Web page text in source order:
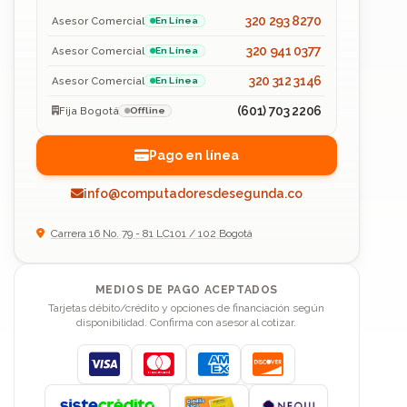
Asesor Comercial En Línea 320 293 8270
Asesor Comercial En Línea 320 941 0377
Asesor Comercial En Línea 320 312 3146
Fija Bogotá Offline (601) 703 2206
Pago en línea
info@computadoresdesegunda.co
Carrera 16 No. 79 - 81 LC101 / 102 Bogotá
MEDIOS DE PAGO ACEPTADOS
Tarjetas débito/crédito y opciones de financiación según
disponibilidad. Confirma con asesor al cotizar.
Visa MastercardAmerican Express
Discover